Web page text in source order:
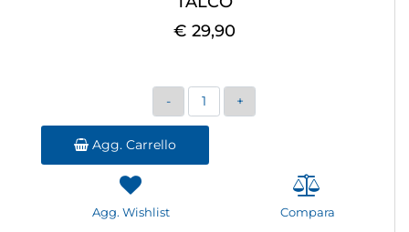
€ 29,90
Quantità
Agg. Carrello
Agg. Wishlist Compara